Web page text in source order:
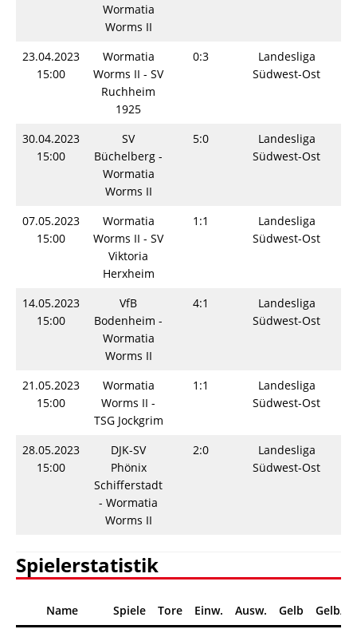
Wormatia
Worms II
23.04.2023
15:00
Wormatia
Worms II - SV
Ruchheim
1925
0:3
Landesliga
Südwest-Ost
30.04.2023
15:00
SV
Büchelberg -
Wormatia
Worms II
5:0
Landesliga
Südwest-Ost
07.05.2023
15:00
Wormatia
Worms II - SV
Viktoria
Herxheim
1:1
Landesliga
Südwest-Ost
14.05.2023
15:00
VfB
Bodenheim -
Wormatia
Worms II
4:1
Landesliga
Südwest-Ost
21.05.2023
15:00
Wormatia
Worms II -
TSG Jockgrim
1:1
Landesliga
Südwest-Ost
28.05.2023
15:00
DJK-SV
Phönix
Schifferstadt
- Wormatia
Worms II
2:0
Landesliga
Südwest-Ost
Spielerstatistik
Name Spiele Tore Einw. Ausw. Gelb Gelb/